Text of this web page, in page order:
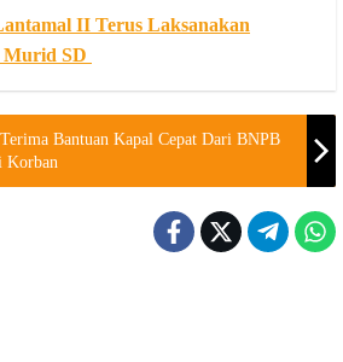
II Terus Laksanakan
Murid SD
Bantuan Kapal Cepat Dari BNPB
Korban